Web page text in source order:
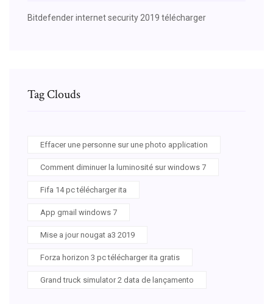
Bitdefender internet security 2019 télécharger
Tag Clouds
Effacer une personne sur une photo application
Comment diminuer la luminosité sur windows 7
Fifa 14 pc télécharger ita
App gmail windows 7
Mise a jour nougat a3 2019
Forza horizon 3 pc télécharger ita gratis
Grand truck simulator 2 data de lançamento